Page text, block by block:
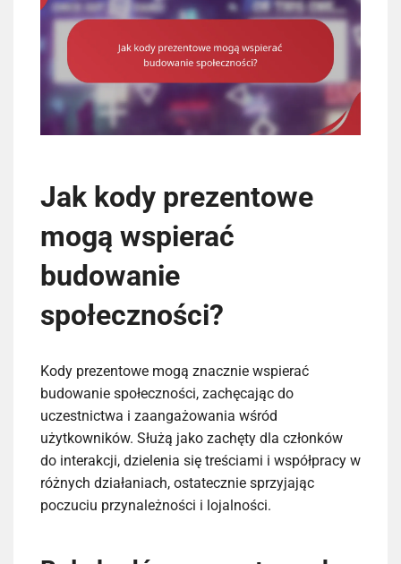
Jak kody prezentowe
mogą wspierać
budowanie
społeczności?
Kody prezentowe mogą znacznie wspierać
budowanie społeczności, zachęcając do
uczestnictwa i zaangażowania wśród
użytkowników. Służą jako zachęty dla członków
do interakcji, dzielenia się treściami i współpracy w
różnych działaniach, ostatecznie sprzyjając
poczuciu przynależności i lojalności.